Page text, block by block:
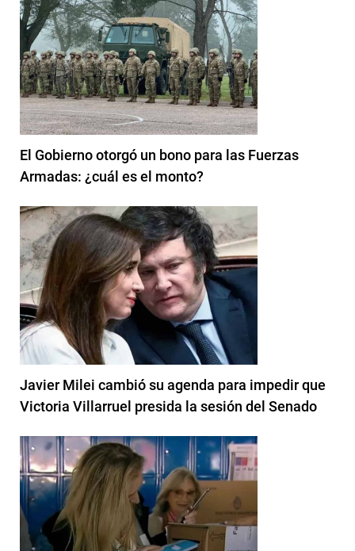
El Gobierno otorgó un bono para las Fuerzas
Armadas: ¿cuál es el monto?
Javier Milei cambió su agenda para impedir que
Victoria Villarruel presida la sesión del Senado